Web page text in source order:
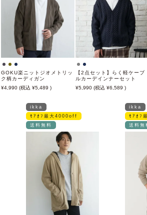
GOKU楽ニットジオメトリッ
ク柄カーディガン
4,990
5,489
【2点セット】らく軽ケーブ
ルカーデインナーセット
5,990
6,589
ikka
ﾓｱｵﾌ最大4000off
送料無料
ikka
ﾓｱｵﾌ
送料無